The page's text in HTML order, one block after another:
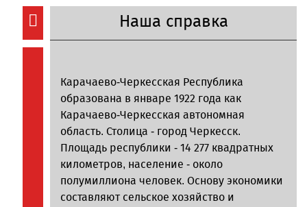
Наша справка
Карачаево-Черкесская Республика
образована в январе 1922 года как
Карачаево-Черкесская автономная
область. Столица - город Черкесск.
Площадь республики - 14 277 квадратных
километров, население - около
полумиллиона человек. Основу экономики
составляют сельское хозяйство и